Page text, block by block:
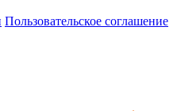
Пользовательское соглашение